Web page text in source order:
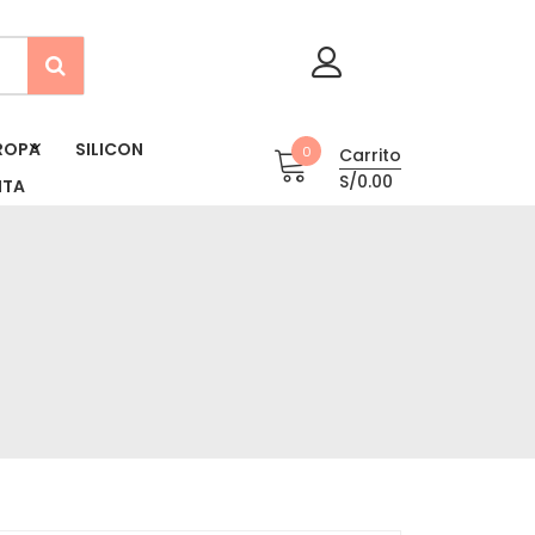
SILICON
0
Carrito
S/0.00